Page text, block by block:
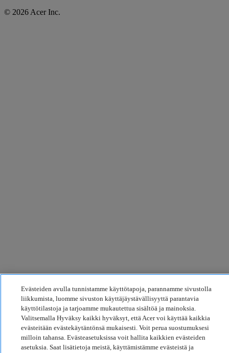
© 2026 Acer Inc.
Evästeiden avulla tunnistamme käyttötapoja, parannamme sivustolla
liikkumista, luomme sivuston käyttäjäystävällisyyttä parantavia
käyttötilastoja ja tarjoamme mukautettua sisältöä ja mainoksia.
Valitsemalla Hyväksy kaikki hyväksyt, että Acer voi käyttää kaikkia
evästeitään evästekäytäntönsä mukaisesti. Voit perua suostumuksesi
milloin tahansa. Evästeasetuksissa voit hallita kaikkien evästeiden
asetuksia. Saat lisätietoja meistä, käyttämistämme evästeistä ja